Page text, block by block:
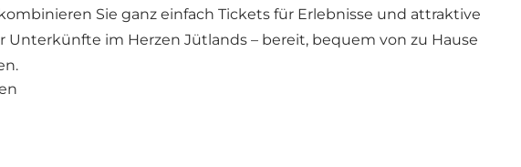
Sie ganz einfach Tickets für Erlebnisse und attraktive
Unterkünfte im Herzen Jütlands – bereit, bequem von zu Hause